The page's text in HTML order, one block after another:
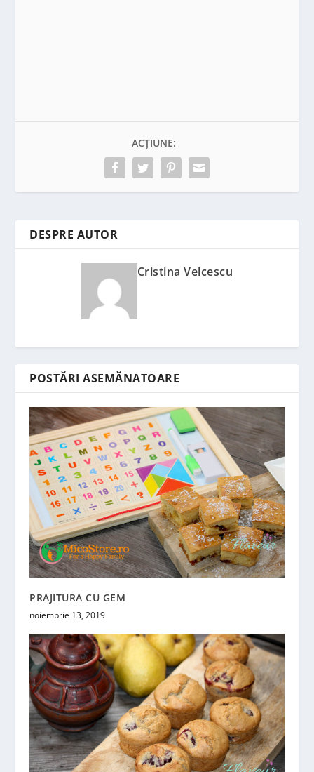
ACȚIUNE:
DESPRE AUTOR
Cristina Velcescu
POSTĂRI ASEMĂNATOARE
PRAJITURA CU GEM
noiembrie 13, 2019